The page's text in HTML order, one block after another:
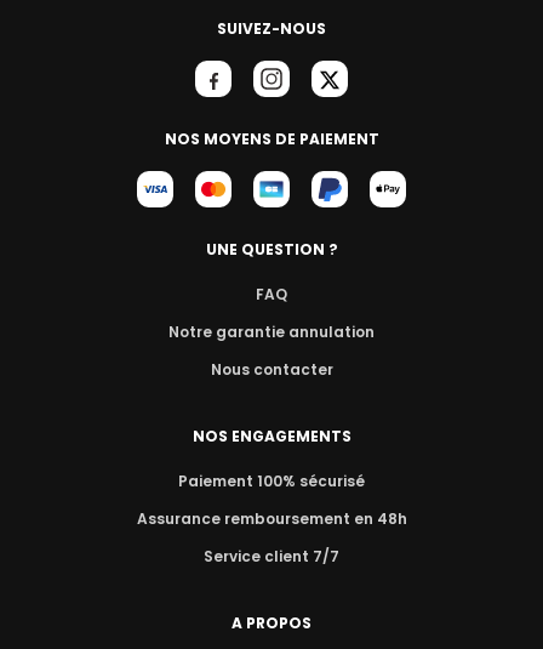
SUIVEZ-NOUS
NOS MOYENS DE PAIEMENT
UNE QUESTION ?
FAQ
Notre garantie annulation
Nous contacter
NOS ENGAGEMENTS
Paiement 100% sécurisé
Assurance remboursement en 48h
Service client 7/7
A PROPOS